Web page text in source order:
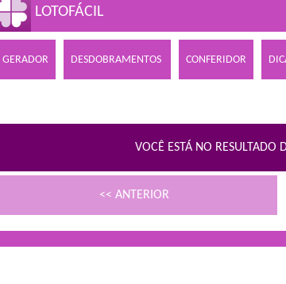
LOTOFÁCIL
GERADOR DESDOBRAMENTOS CONFERIDOR
VOCÊ ESTÁ NO RESULTADO
<< ANTERIOR